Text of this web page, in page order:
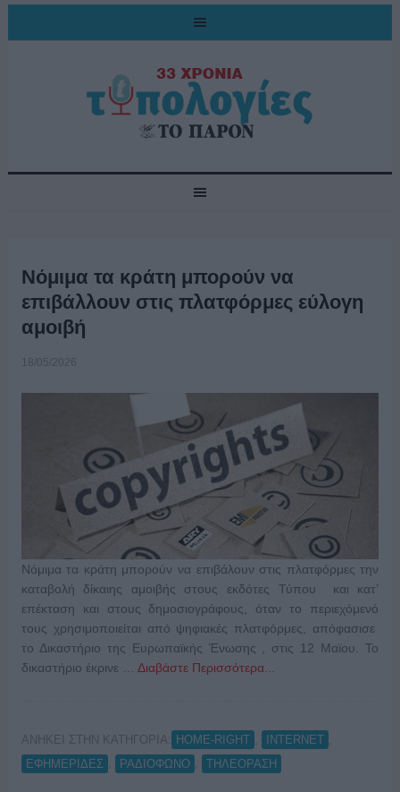
Νόμιμα τα κράτη μπορούν να
επιβάλλουν στις πλατφόρμες εύλογη
αμοιβή
18/05/2026
Nόμιμα τα κράτη μπορούν να επιβάλουν στις πλατφόρμες την
καταβολή δίκαιης αμοιβής στους εκδότες Τύπου και κατ’
επέκταση και στους δημοσιογράφους, όταν το περιεχόμενό
τους χρησιμοποιείται από ψηφιακές πλατφόρμες, απόφασισε
το Δικαστήριο της Ευρωπαϊκής Ένωσης , στις 12 Μαϊου. Το
δικαστήριο έκρινε … Διαβάστε Περισσότερα...
ΑΝΗΚΕΙ ΣΤΗΝ ΚΑΤΗΓΟΡΙΑ: HOME-RIGHT INTERNET
ΕΦΗΜΕΡΙΔΕΣ
ΡΑΔΙΟΦΩΝΟ ΤΗΛΕΟΡΑΣΗ